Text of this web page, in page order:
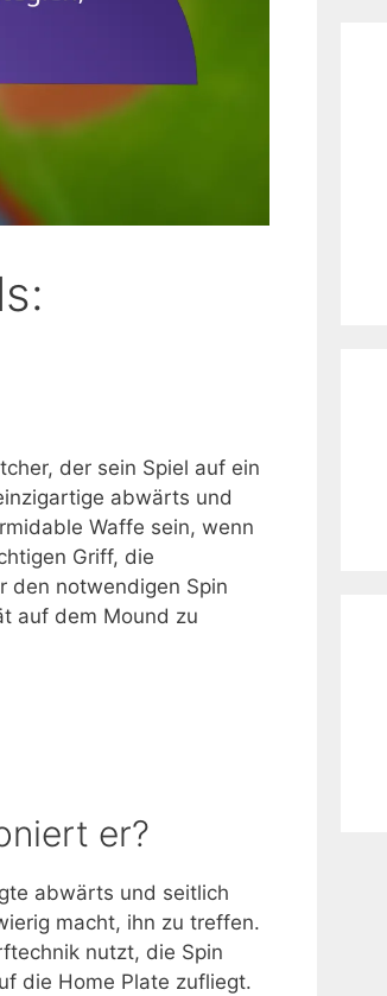
der sein Spiel auf ein
abwärts und
Waffe sein, wenn
Griff, die
den notwendigen Spin
auf dem Mound zu
er?
abwärts und seitlich
macht, ihn zu treffen.
nutzt, die Spin
die Home Plate zufliegt.